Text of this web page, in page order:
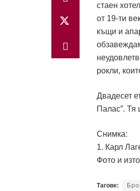
стаен
от 19-ти
къщи и
рокли,
Двадесет
Палас”. Тя
Снимка:
1. Карл
Фото и
Тагове: